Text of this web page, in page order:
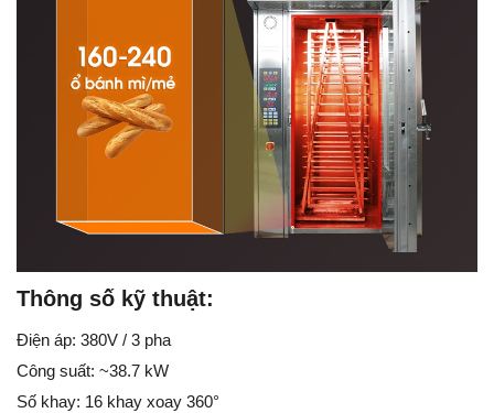
Thông số kỹ thuật:
Điện áp: 380V / 3 pha
Công suất: ~38.7 kW
Số khay: 16 khay xoay 360°